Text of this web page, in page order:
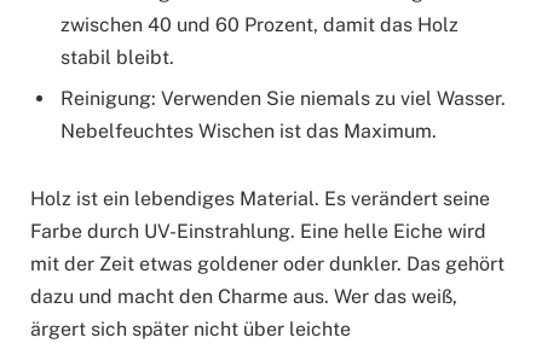
zwischen 40 und 60 Prozent, damit das Holz
stabil bleibt.
Reinigung: Verwenden Sie niemals zu viel Wasser.
Nebelfeuchtes Wischen ist das Maximum.
Holz ist ein lebendiges Material. Es verändert seine
Farbe durch UV-Einstrahlung. Eine helle Eiche wird
mit der Zeit etwas goldener oder dunkler. Das gehört
dazu und macht den Charme aus. Wer das weiß,
ärgert sich später nicht über leichte